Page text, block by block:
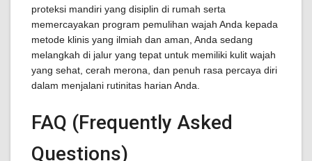
proteksi mandiri yang disiplin di rumah serta
memercayakan program pemulihan wajah Anda kepada
metode klinis yang ilmiah dan aman, Anda sedang
melangkah di jalur yang tepat untuk memiliki kulit wajah
yang sehat, cerah merona, dan penuh rasa percaya diri
dalam menjalani rutinitas harian Anda.
FAQ (Frequently Asked
Questions)